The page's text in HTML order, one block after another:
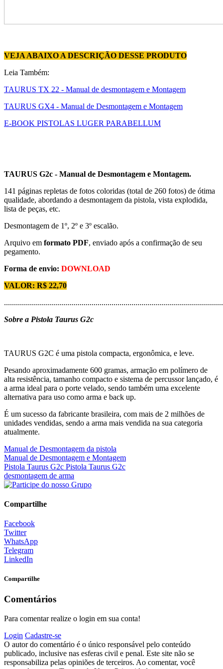
VEJA ABAIXO A DESCRIÇÃO DESSE PRODUTO
Leia Também:
TAURUS TX 22 - Manual de desmontagem e Montagem
TAURUS GX4 - Manual de Desmontagem e Montagem
E-BOOK PISTOLAS LUGER PARABELLUM
TAURUS G2c - Manual de Desmontagem e Montagem.
141 páginas repletas de fotos coloridas (total de 260 fotos) de ótima
qualidade, abordando a desmontagem da pistola, vista explodida,
lista de peças, etc.
Desmontagem de 1º, 2º e 3º escalão.
Arquivo em formato PDF, enviado após a confirmação de seu
pegamento.
Forma de envio: DOWNLOAD
VALOR: R$ 22,70
Sobre a Pistola Taurus G2c
TAURUS G2C é uma pistola compacta, ergonômica, e leve.
Pesando aproximadamente 600 gramas, armação em polímero de
alta resistência, tamanho compacto e sistema de percussor lançado, é
a arma ideal para o porte velado, sendo também uma excelente
alternativa para uso como arma e back up.
É um sucesso da fabricante brasileira, com mais de 2 milhões de
unidades vendidas, sendo a arma mais vendida na sua categoria
atualmente.
Manual de Desmontagem da pistola
Manual de Desmontagem e Montagem
Pistola Taurus G2c Pistola Taurus G2c
desmontagem de arma
Compartilhe
Facebook
Twitter
WhatsApp
Telegram
LinkedIn
Compartilhe
Comentários
Para comentar realize o login em sua conta!
Login Cadastre-se
O autor do comentário é o único responsável pelo conteúdo
publicado, inclusive nas esferas civil e penal. Este site não se
responsabiliza pelas opiniões de terceiros. Ao comentar, você